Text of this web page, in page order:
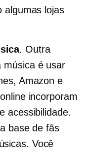
algumas lojas
. Outra
música é usar
Amazon e
incorporam
acessibilidade.
base de fãs
Você